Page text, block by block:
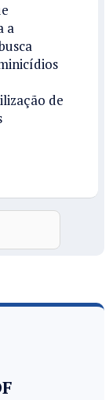
a
de